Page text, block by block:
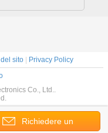
Richiedere un
sito
Privacy Policy
Co., Ltd..